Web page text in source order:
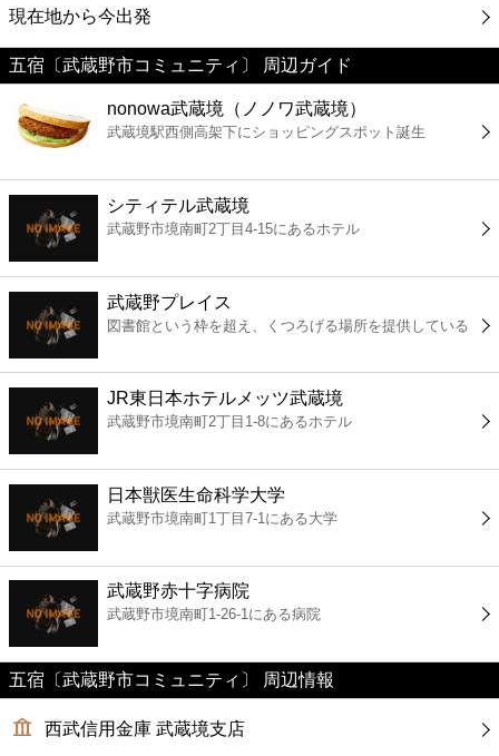
映画
美容
コンビニ
薬局
スーパー
エンタメ
書店
ファミレス
ファーストフード
カフェ
ショッピング
現在地から今出発
五宿〔武蔵野市コミュニティ〕 周辺ガイド
nonowa武蔵境（ノノワ武蔵境）
武蔵境駅西側高架下にショッピングスポット誕生
シティテル武蔵境
武蔵野市境南町2丁目4-15にあるホテル
武蔵野プレイス
図書館という枠を超え、くつろげる場所を提供している
JR東日本ホテルメッツ武蔵境
武蔵野市境南町2丁目1-8にあるホテル
日本獣医生命科学大学
武蔵野市境南町1丁目7-1にある大学
武蔵野赤十字病院
武蔵野市境南町1-26-1にある病院
五宿〔武蔵野市コミュニティ〕 周辺情報
西武信用金庫 武蔵境支店